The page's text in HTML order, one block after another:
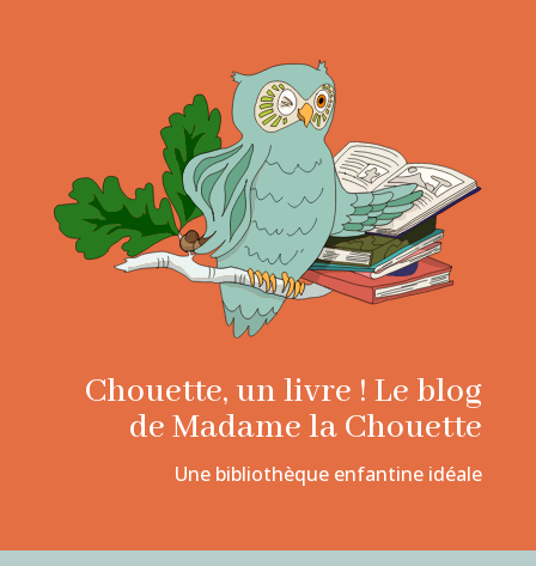
Chouette, un livre ! Le blog
de Madame la Chouette
Une bibliothèque enfantine idéale